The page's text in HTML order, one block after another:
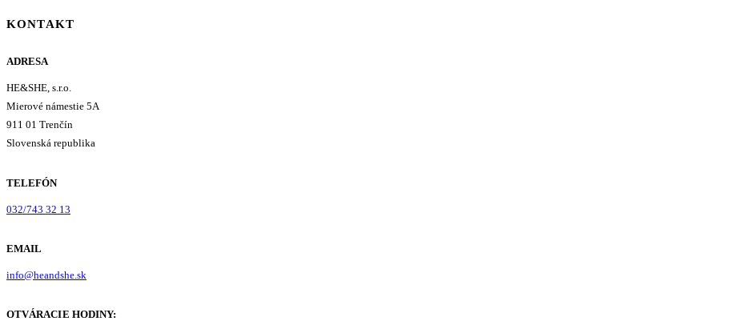
KONTAKT
ADRESA
HE&SHE, s.r.o.
Mierové námestie 5A
911 01 Trenčín
Slovenská republika
TELEFÓN
032/743 32 13
EMAIL
info@heandshe.sk
OTVÁRACIE HODINY: